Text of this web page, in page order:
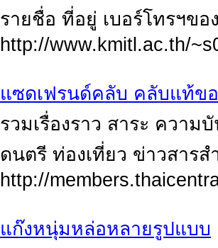
รายชื่อ ที่อยู่ เบอร์โทรฯขอ
http://www.kmitl.ac.th/
แซดเฟรนด์คลับ คลับแท้ข
รวมเรื่องราว สาระ ควา
ดนตรี ท่องเที่ยว ข่าวสาร
http://
แก๊งหนุ่มหล่อหลายรูปแบบ